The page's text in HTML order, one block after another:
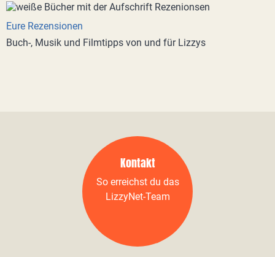
Eure Rezensionen
Buch-, Musik und Filmtipps von und für Lizzys
Kontakt
So erreichst du das
LizzyNet-Team